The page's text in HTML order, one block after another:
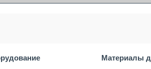
Материалы